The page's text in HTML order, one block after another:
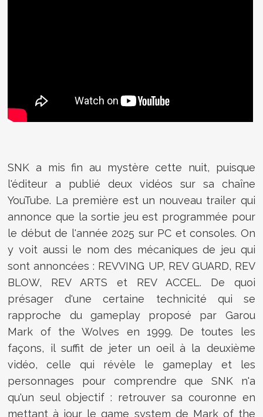
SNK a mis fin au mystère cette nuit, puisque
l'éditeur a publié deux vidéos sur sa chaîne
YouTube. La première est un nouveau trailer qui
annonce que la sortie jeu est programmée pour
le début de l'année 2025 sur PC et consoles. On
y voit aussi le nom des mécaniques de jeu qui
sont annoncées : REVVING UP, REV GUARD, REV
BLOW, REV ARTS et REV ACCEL. De quoi
présager d'une certaine technicité qui se
rapproche du gameplay proposé par Garou
Mark of the Wolves en 1999. De toutes les
façons, il suffit de jeter un oeil à la deuxième
vidéo, celle qui révèle le gameplay et les
personnages pour comprendre que SNK n'a
qu'un seul objectif : retrouver sa couronne en
mettant à jour le game system de Mark of the